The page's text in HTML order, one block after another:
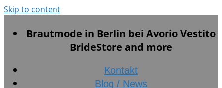
Skip to content
Brautmode in Berlin bei Avorio Vestito
BrideStore and more
Kontakt
Blog / News